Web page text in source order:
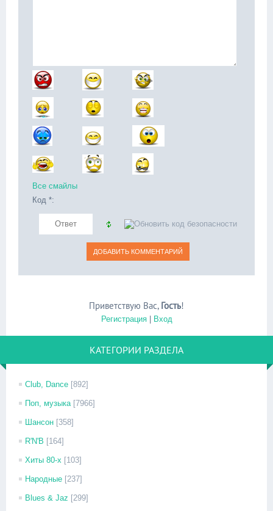
Все смайлы
Код *:
Приветствую Вас, Гость!
Регистрация| Вход
КАТЕГОРИИ РАЗДЕЛА
Club, Dance [892]
Поп, музыка [7966]
Шансон [358]
R'N'B [164]
Хиты 80-х [103]
Народные [237]
Blues & Jaz [299]